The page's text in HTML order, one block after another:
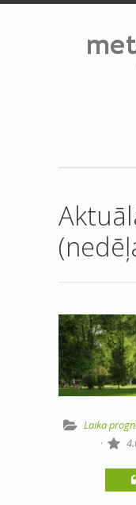
Laika
·